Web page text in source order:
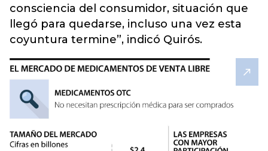
consciencia del consumidor, situación que
llegó para quedarse, incluso una vez esta
coyuntura termine”, indicó Quirós.